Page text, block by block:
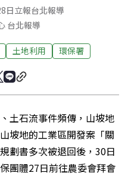
日立報台北報導
台北報導
土地利用 環保署
土石流事件頻傳，山坡地
坡地的工業區開發案「關
劃書多次被退回後，30日
團體27日前往農委會拜會